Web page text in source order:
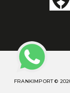
FRANKIMPORT ©